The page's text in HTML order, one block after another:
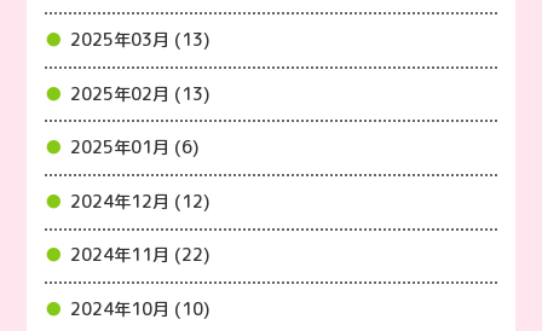
2025年03月 (13)
2025年02月 (13)
2025年01月 (6)
2024年12月 (12)
2024年11月 (22)
2024年10月 (10)